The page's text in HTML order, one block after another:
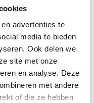
advertenties te
media te bieden
Ook delen we
site met onze
en analyse. Deze
met andere
of die ze hebben